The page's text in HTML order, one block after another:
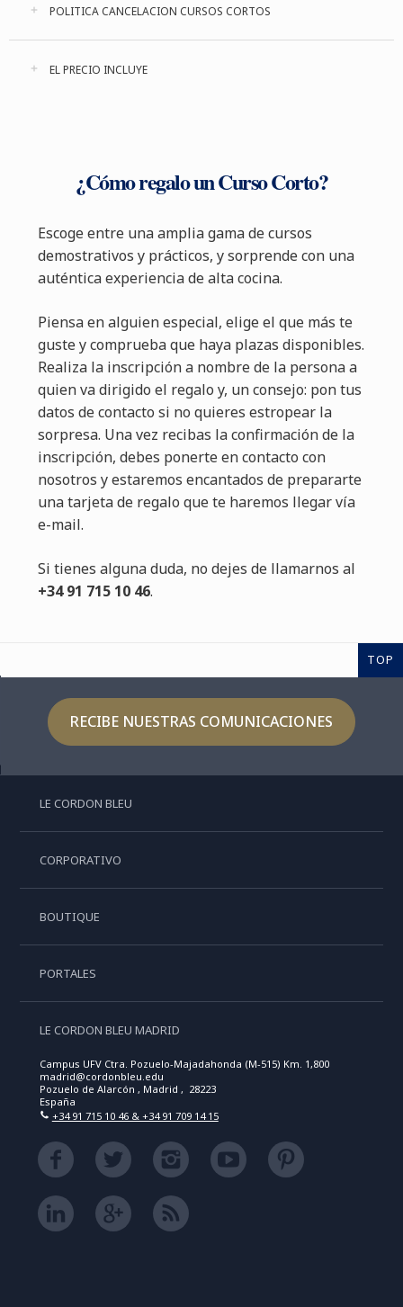
POLITICA CANCELACION CURSOS CORTOS
EL PRECIO INCLUYE
¿Cómo regalo un Curso Corto?
Escoge entre una amplia gama de cursos
demostrativos y prácticos, y sorprende con una
auténtica experiencia de alta cocina.
Piensa en alguien especial, elige el que más te
guste y comprueba que haya plazas disponibles.
Realiza la inscripción a nombre de la persona a
quien va dirigido el regalo y, un consejo: pon tus
datos de contacto si no quieres estropear la
sorpresa. Una vez recibas la confirmación de la
inscripción, debes ponerte en contacto con
nosotros y estaremos encantados de prepararte
una tarjeta de regalo que te haremos llegar vía
e-mail.
Si tienes alguna duda, no dejes de llamarnos al
+34 91 715 10 46.
TOP
RECIBE NUESTRAS COMUNICACIONES
LE CORDON BLEU
CORPORATIVO
BOUTIQUE
PORTALES
LE CORDON BLEU MADRID
Campus UFV Ctra. Pozuelo-Majadahonda (M-515) Km. 1,800
madrid@cordonbleu.edu
Pozuelo de Alarcón , Madrid , 28223
España
+34 91 715 10 46 & +34 91 709 14 15